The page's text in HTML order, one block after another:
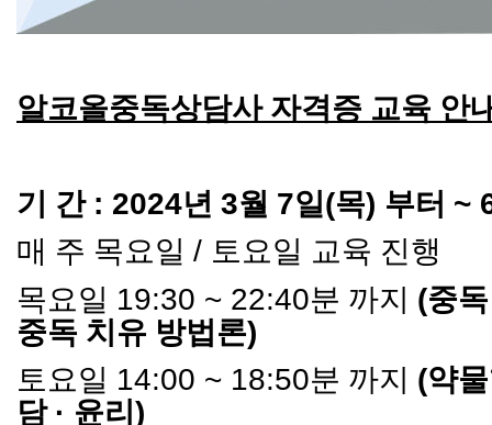
알코올중독상담사 자격증 교육 안
기 간 : 2024년 3월 7일(목) 부터 ~
매 주 목요일 / 토요일 교육 진행
목요일 19:30 ~ 22:40분 까지 (중
중독 치유 방법론)
토요일 14:00 ~ 18:50분 까지 (약
담 · 윤리)